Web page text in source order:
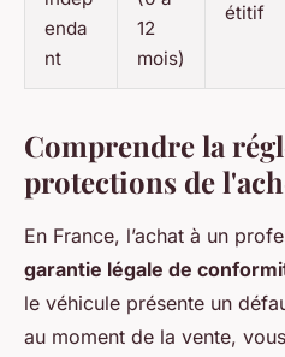
enda
nt
12
mois)
étitif
Comprendre la
protections de
En France, l’achat à un
garantie légale de
le véhicule présente un
au moment de la vente,